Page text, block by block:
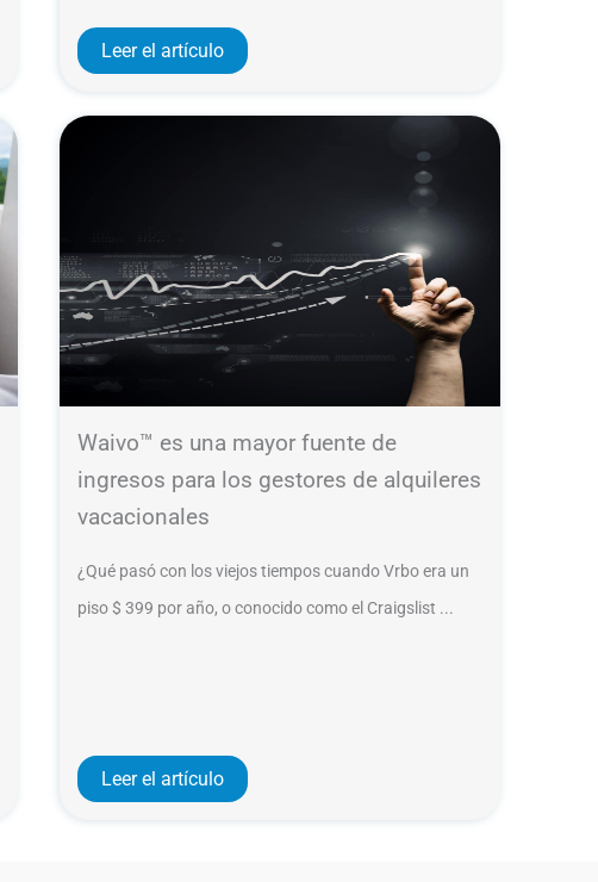
Leer el artículo
Waivo™ es una mayor fuente de
ingresos para los gestores de alquileres
vacacionales
¿Qué pasó con los viejos tiempos cuando Vrbo era un
piso $ 399 por año, o conocido como el Craigslist ...
Leer el artículo